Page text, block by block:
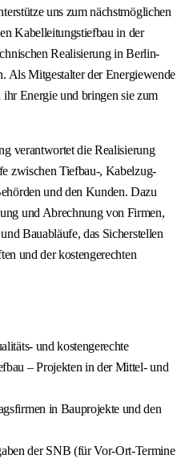
uns zum nächstmöglichen
Kabelleitungstiefbau in der
Realisierung in Berlin-
Als Mitgestalter der Energiewende
Energie und bringen sie zum
verantwortet die Realisierung
zwischen Tiefbau-, Kabelzug-
und den Kunden. Dazu
und Abrechnung von Firmen,
Bauabläufe, das Sicherstellen
und der kostengerechten
und kostengerechte
– Projekten in der Mittel- und
in Bauprojekte und den
der SNB (für Vor-Ort-Termine